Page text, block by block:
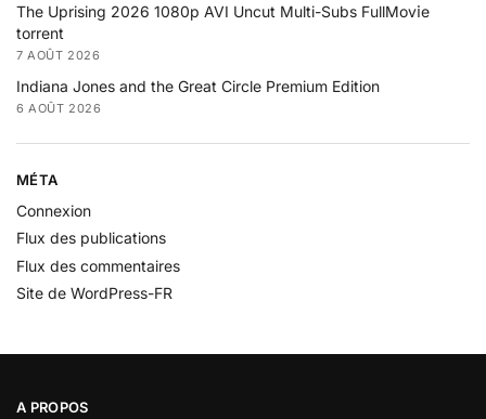
The Uprising 2026 1080p AVI Uncut Multi-Subs FullMov𝗂e
torrent
7 AOÛT 2026
Indiana Jones and the Great Circle Premium Edition
6 AOÛT 2026
MÉTA
Connexion
Flux des publications
Flux des commentaires
Site de WordPress-FR
A PROPOS